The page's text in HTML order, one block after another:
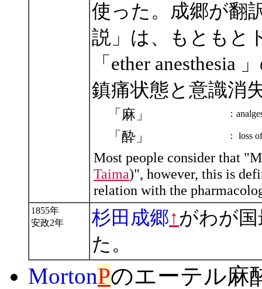
使った。成郷が翻
説」は、もともと
「ether
鎮痛状態と意識消
「麻」 ：
「酔」 ： loss
Most people consider that
Taima)", however, this is
relation with the
1855年
安政2年
杉田成郷↑がわが
た。
MortonPのエーテル麻